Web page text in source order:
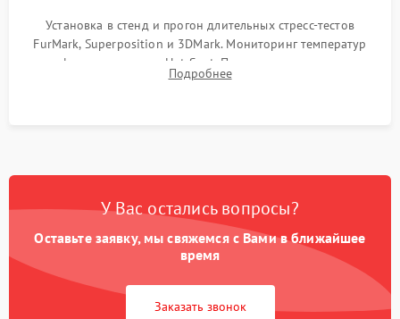
Установка в стенд и прогон длительных стресс-тестов
FurMark, Superposition и 3DMark. Мониторинг температур
графического чипа и Hot Spot. Проверка на отсутствие
артефактов изображения, вылетов драйвера и зависаний.
Подробнее
У Вас остались вопросы?
Оставьте заявку, мы свяжемся с Вами в ближайшее
время
Заказать звонок